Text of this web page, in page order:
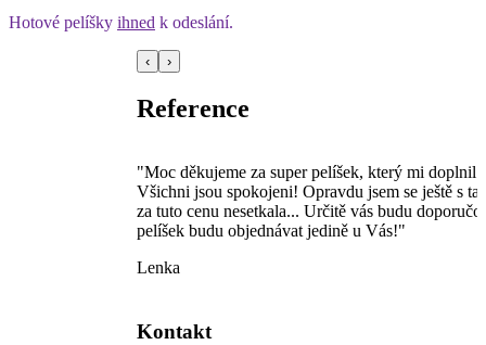
Hotové pelíšky ihned k odeslání.
‹ ›
Reference
"Moc děkujeme za super pelíšek, který mi doplnil
Všichni jsou spokojeni! Opravdu jsem se ještě s
za tuto cenu nesetkala... Určitě vás budu
pelíšek budu objednávat jedině u Vás!"
Lenka
Kontakt